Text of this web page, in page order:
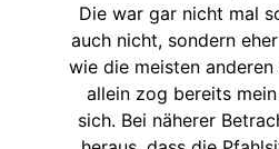
Die war gar nicht mal
auch nicht, sondern
wie die meisten anderen
allein zog bereits
sich. Bei näherer